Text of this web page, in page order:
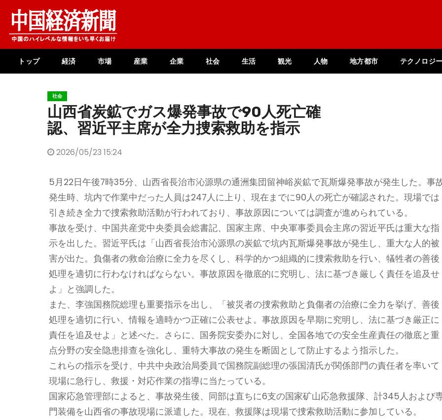
content
トップ 経済 市場 産業 企業 社会 生活 観光 人物 地方都市 テクノロジ
社会
山西省炭鉱でガス爆発事故で90人死亡確
認、習近平主席が全力捜索救助を指示
2026/05/23 15:24
5月22日午後7時35分、山西省長治市沁源県の通洲集団留神峪炭鉱で瓦斯爆発事故が発生した。事
発生時、坑内で作業中だった人員は247人に上り、現在までに90人の死亡が確認された。現場では
引き続き全力で捜索救助活動が行われており、事故原因については調査が進められている。
事故を受け、中国共産党中央委員会総書記、国家主席、中央軍事委員会主席の習近平氏は重大な指
示を出した。習近平氏は「山西省長治市沁源県の炭鉱で坑内瓦斯爆発事故が発生し、重大な人的被
害が出た。負傷者の救命治療に全力を尽くし、科学的かつ組織的に捜索救助を行い、犠牲者の善後
処理を適切に行わなければならない。事故原因を徹底的に究明し、法に基づき厳しく責任を追及せ
よ」と強調した。
また、李強国務院総理も重要指示を出し、「被災者の捜索救助と負傷者の治療に全力を挙げ、善後
処理を適切に行い、情報を適時かつ正確に公表せよ。事故原因を早期に究明し、法に基づき厳正に
責任を追及せよ」と述べた。さらに、国务院安委办に対し、全国各地での安全生産責任の徹底と重
点分野の安全隐患排查を強化し、重特大事故の発生を断固として防止するよう指示した。
これらの指示を受け、中共中央政治局委員で国務院副総理の張国清氏が関係部門の責任者を率いて
現場に急行し、救援・対応作業の指導に当たっている。
国家応急管理部によると、事故発生後、同部は直ちに6支の国家矿山応急救援隊、計345人および
門装備を山西省の事故現場に派遣した。現在、救援隊は現場で捜索救助活動に参加している。